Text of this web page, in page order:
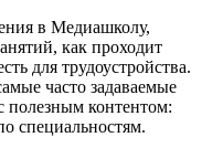
в Медиашколу,
как проходит
для трудоустройства.
часто задаваемые
полезным контентом:
специальностям.